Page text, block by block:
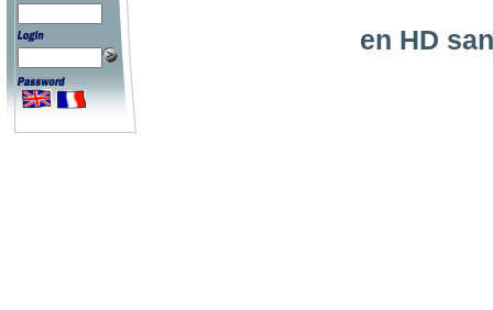
en HD